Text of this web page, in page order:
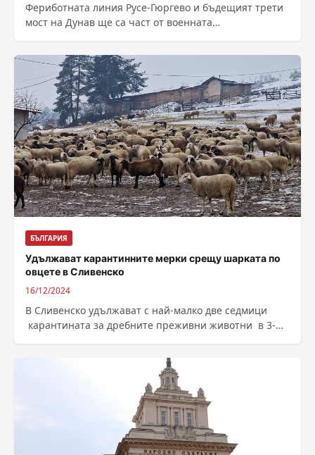
Фериботната линия Русе-Гюргево и бъдещият трети
мост на Дунав ще са част от военната
Това...
БЪЛГАРИЯ
Удължават карантинните мерки срещу шарката по
овцете в Сливенско
16/12/2024
В Сливенско удължават с най-малко две седмици
карантината за дребните преживни животни в 3-